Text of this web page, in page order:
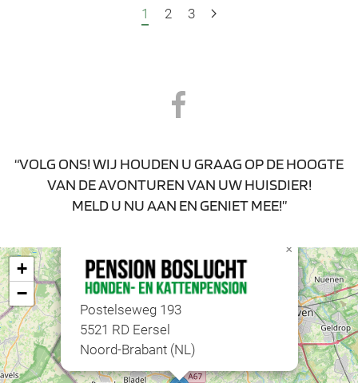
1 2 3
“VOLG ONS! WIJ HOUDEN U GRAAG OP DE HOOGTE
VAN DE AVONTUREN VAN UW HUISDIER!
MELD U NU AAN EN GENIET MEE!”
Postelseweg 193
5521 RD Eersel
Noord-Brabant (NL)
×
+
−